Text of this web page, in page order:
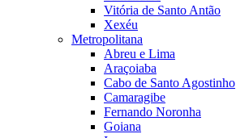
Vitória de Santo Antão
Xexéu
Metropolitana
Abreu e Lima
Araçoiaba
Cabo de Santo Agostinho
Camaragibe
Fernando Noronha
Goiana